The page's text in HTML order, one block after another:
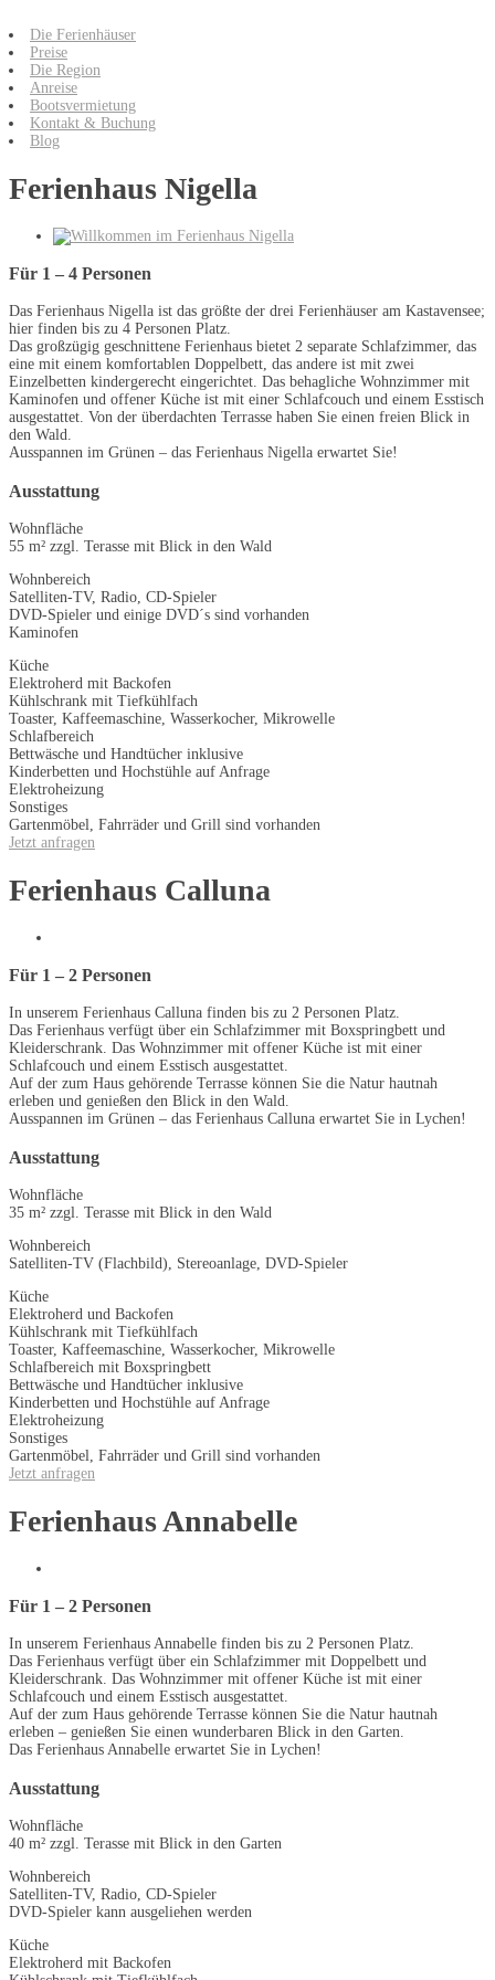
Die Ferienhäuser
Preise
Die Region
Anreise
Bootsvermietung
Kontakt & Buchung
Blog
Ferienhaus Nigella
Für 1 – 4 Personen
Das Ferienhaus Nigella ist das größte der drei Ferienhäuser am Kastavensee;
hier finden bis zu 4 Personen Platz.
Das großzügig geschnittene Ferienhaus bietet 2 separate Schlafzimmer, das
eine mit einem komfortablen Doppelbett, das andere ist mit zwei
Einzelbetten kindergerecht eingerichtet. Das behagliche Wohnzimmer mit
Kaminofen und offener Küche ist mit einer Schlafcouch und einem Esstisch
ausgestattet. Von der überdachten Terrasse haben Sie einen freien Blick in
den Wald.
Ausspannen im Grünen – das Ferienhaus Nigella erwartet Sie!
Ausstattung
Wohnfläche
55 m² zzgl. Terasse mit Blick in den Wald
Wohnbereich
Satelliten-TV, Radio, CD-Spieler
DVD-Spieler und einige DVD´s sind vorhanden
Kaminofen
Küche
Elektroherd mit Backofen
Kühlschrank mit Tiefkühlfach
Toaster, Kaffeemaschine, Wasserkocher, Mikrowelle
Schlafbereich
Bettwäsche und Handtücher inklusive
Kinderbetten und Hochstühle auf Anfrage
Elektroheizung
Sonstiges
Gartenmöbel, Fahrräder und Grill sind vorhanden
Jetzt anfragen
Ferienhaus Calluna
Für 1 – 2 Personen
In unserem Ferienhaus Calluna finden bis zu 2 Personen Platz.
Das Ferienhaus verfügt über ein Schlafzimmer mit Boxspringbett und
Kleiderschrank. Das Wohnzimmer mit offener Küche ist mit einer
Schlafcouch und einem Esstisch ausgestattet.
Auf der zum Haus gehörende Terrasse können Sie die Natur hautnah
erleben und genießen den Blick in den Wald.
Ausspannen im Grünen – das Ferienhaus Calluna erwartet Sie in Lychen!
Ausstattung
Wohnfläche
35 m² zzgl. Terasse mit Blick in den Wald
Wohnbereich
Satelliten-TV (Flachbild), Stereoanlage, DVD-Spieler
Küche
Elektroherd und Backofen
Kühlschrank mit Tiefkühlfach
Toaster, Kaffeemaschine, Wasserkocher, Mikrowelle
Schlafbereich mit Boxspringbett
Bettwäsche und Handtücher inklusive
Kinderbetten und Hochstühle auf Anfrage
Elektroheizung
Sonstiges
Gartenmöbel, Fahrräder und Grill sind vorhanden
Jetzt anfragen
Ferienhaus Annabelle
Für 1 – 2 Personen
In unserem Ferienhaus Annabelle finden bis zu 2 Personen Platz.
Das Ferienhaus verfügt über ein Schlafzimmer mit Doppelbett und
Kleiderschrank. Das Wohnzimmer mit offener Küche ist mit einer
Schlafcouch und einem Esstisch ausgestattet.
Auf der zum Haus gehörende Terrasse können Sie die Natur hautnah
erleben – genießen Sie einen wunderbaren Blick in den Garten.
Das Ferienhaus Annabelle erwartet Sie in Lychen!
Ausstattung
Wohnfläche
40 m² zzgl. Terasse mit Blick in den Garten
Wohnbereich
Satelliten-TV, Radio, CD-Spieler
DVD-Spieler kann ausgeliehen werden
Küche
Elektroherd mit Backofen